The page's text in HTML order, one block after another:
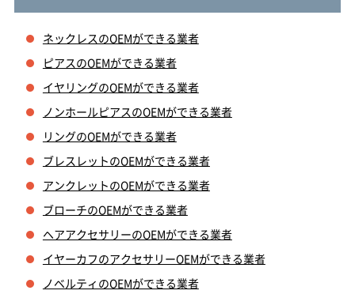
ネックレスのOEMができる業者
ピアスのOEMができる業者
イヤリングのOEMができる業者
ノンホールピアスのOEMができる業者
リングのOEMができる業者
ブレスレットのOEMができる業者
アンクレットのOEMができる業者
ブローチのOEMができる業者
ヘアアクセサリーのOEMができる業者
イヤーカフのアクセサリーOEMができる業者
ノベルティのOEMができる業者